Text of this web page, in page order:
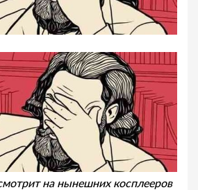
на нынешних косплееров